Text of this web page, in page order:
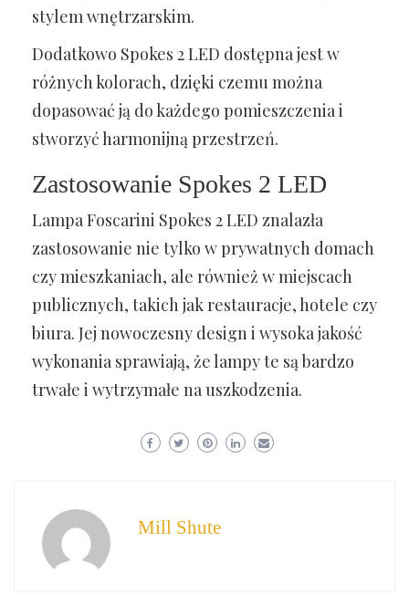
stylem wnętrzarskim.
Dodatkowo Spokes 2 LED dostępna jest w
różnych kolorach, dzięki czemu można
dopasować ją do każdego pomieszczenia i
stworzyć harmonijną przestrzeń.
Zastosowanie Spokes 2 LED
Lampa Foscarini Spokes 2 LED znalazła
zastosowanie nie tylko w prywatnych domach
czy mieszkaniach, ale również w miejscach
publicznych, takich jak restauracje, hotele czy
biura. Jej nowoczesny design i wysoka jakość
wykonania sprawiają, że lampy te są bardzo
trwałe i wytrzymałe na uszkodzenia.
Mill Shute